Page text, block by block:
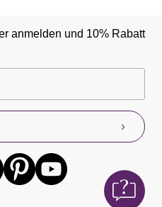
anmelden und 10% Rabatt